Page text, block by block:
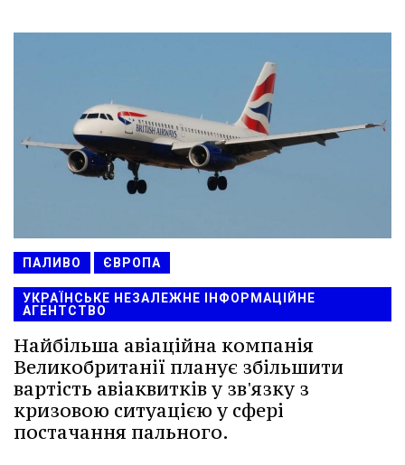
ПАЛИВО ЄВРОПА
УКРАЇНСЬКЕ НЕЗАЛЕЖНЕ ІНФОРМАЦІЙНЕ
АГЕНТСТВО
Найбільша авіаційна компанія
Великобританії планує збільшити
вартість авіаквитків у зв'язку з
кризовою ситуацією у сфері
постачання пального.